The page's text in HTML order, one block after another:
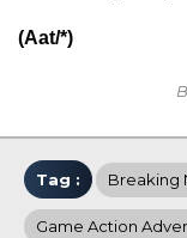
(Aat/*)
Tag : Breaking
Game Action